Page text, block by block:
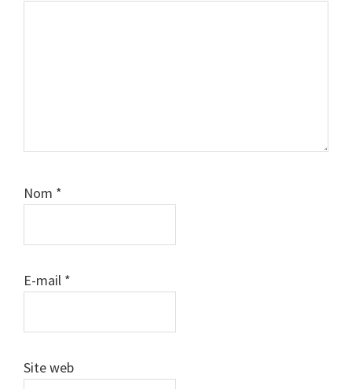
Nom *
E-mail *
Site web